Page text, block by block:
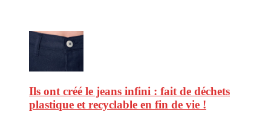
Ils ont créé le jeans infini : fait de déchets
plastique et recyclable en fin de vie !